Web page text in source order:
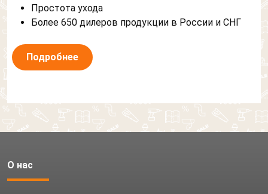
Простота ухода
Более 650 дилеров продукции в России и СНГ
Подробнее
О нас